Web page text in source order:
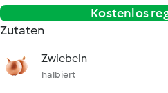
Kostenlos
Zutaten
Zwiebeln
halbiert